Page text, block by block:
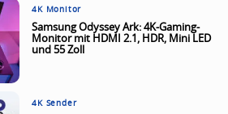
4K Monitor
Samsung Odyssey Ark: 4K-Gaming-
Monitor mit HDMI 2.1, HDR, Mini LED
und 55 Zoll
4K Sender